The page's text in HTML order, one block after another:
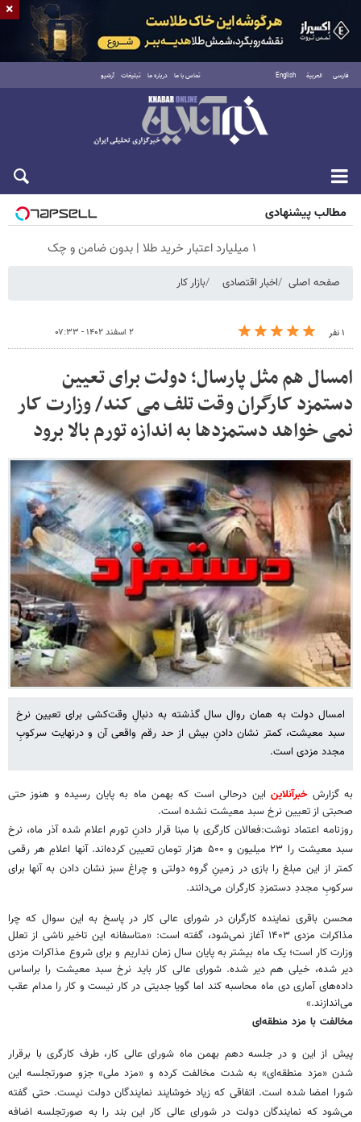
فارسی العربية English تماس با ما درباره ما تبلیغات آرشیو
جمعه ۱۶ مرداد ۱۴۰۵
مطالب پیشنهادی
۱ میلیارد اعتبار خرید طلا | بدون ضامن و چک
صفحه اصلی اخبار اقتصادی بازار کار
۱ نفر ۲ اسفند ۱۴۰۲ - ۰۷:۳۳
امسال هم مثل پارسال؛ دولت برای تعیین
دستمزد کارگران وقت تلف می کند/ وزارت کار
نمی خواهد دستمزدها به اندازه تورم بالا برود
امسال دولت به همان روال سال گذشته به دنبالِ وقت‌کشی برای تعیین نرخ
سبد معیشت، کمتر نشان دادنِ بیش از حد رقم واقعی آن و درنهایت سرکوبِ
مجدد مزدی است.
به گزارشخبرآنلایناین درحالی است که بهمن ماه به پایان رسیده و هنوز حتی
صحبتی از تعیین نرخ سبد معیشت نشده است.
روزنامه اعتماد نوشت:فعالان کارگری با مبنا قرار دادنِ تورم اعلام شده‌ آذر ماه، نرخ
سبد معیشت را ۲۳ میلیون و ۵۰۰ هزار تومان تعیین کرده‌اند. آنها اعلامِ هر رقمی
کمتر از این مبلغ را بازی در زمینِ گروه دولتی و چراغ سبز نشان دادن به آنها برای
سرکوبِ مجددِ دستمزدِ کارگران می‌دانند.
محسن باقری نماینده کارگران در شورای عالی کار در پاسخ به این سوال که چرا
مذاکرات مزدی ۱۴۰۳ آغاز نمی‌شود، گفته است: «متاسفانه این تاخیر ناشی از تعلل
وزارت کار است؛ یک ماه بیشتر به پایان سال زمان نداریم و برای شروع مذاکرات مزدی
دیر شده، خیلی هم دیر شده. شورای عالی کار باید نرخ سبد معیشت را براساس
داده‌های آماری دی‌ ماه محاسبه کند اما گویا جدیتی در کار نیست و کار را مدام عقب
می‌اندازند.»
مخالفت با مزد منطقه‌ای
پیش از این و در جلسه دهم بهمن ماه شورای عالی کار، طرف کارگری با برقرار
شدن «مزد منطقه‌ای» به‌ شدت مخالفت کرده و «مزد ملی» جزو صورتجلسه این
شورا امضا شده است. اتفاقی که زیاد خوشایند نمایندگان دولت نیست. حتی گفته
می‌شود که نمایندگان دولت در شورای عالی کار این بند را به صورتجلسه اضافه
×